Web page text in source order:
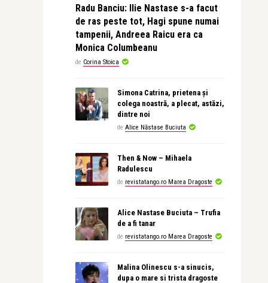
Radu Banciu: Ilie Nastase s-a facut
de ras peste tot, Hagi spune numai
tampenii, Andreea Raicu era ca
Monica Columbeanu
de Corina Stoica
Simona Catrina, prietena și
colega noastră, a plecat, astăzi,
dintre noi
de Alice Năstase Buciuta
Then & Now – Mihaela
Radulescu
de revistatango.ro Marea Dragoste
Alice Nastase Buciuta – Trufia
de a fi tanar
de revistatango.ro Marea Dragoste
Malina Olinescu s-a sinucis,
dupa o mare si trista dragoste